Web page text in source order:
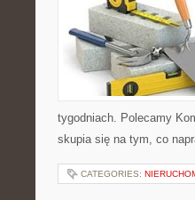
tygodniach. Polecamy
skupia się na tym, co
CATEGORIES: